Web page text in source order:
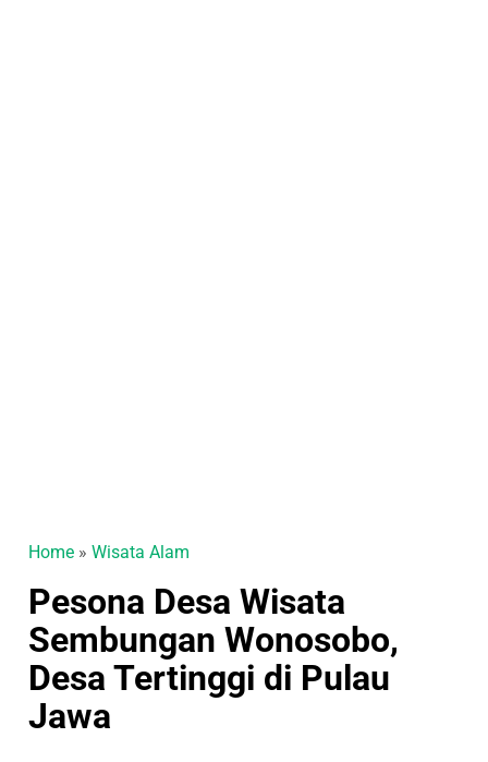
Home »Wisata Alam
Pesona Desa Wisata
Sembungan Wonosobo,
Desa Tertinggi di Pulau
Jawa